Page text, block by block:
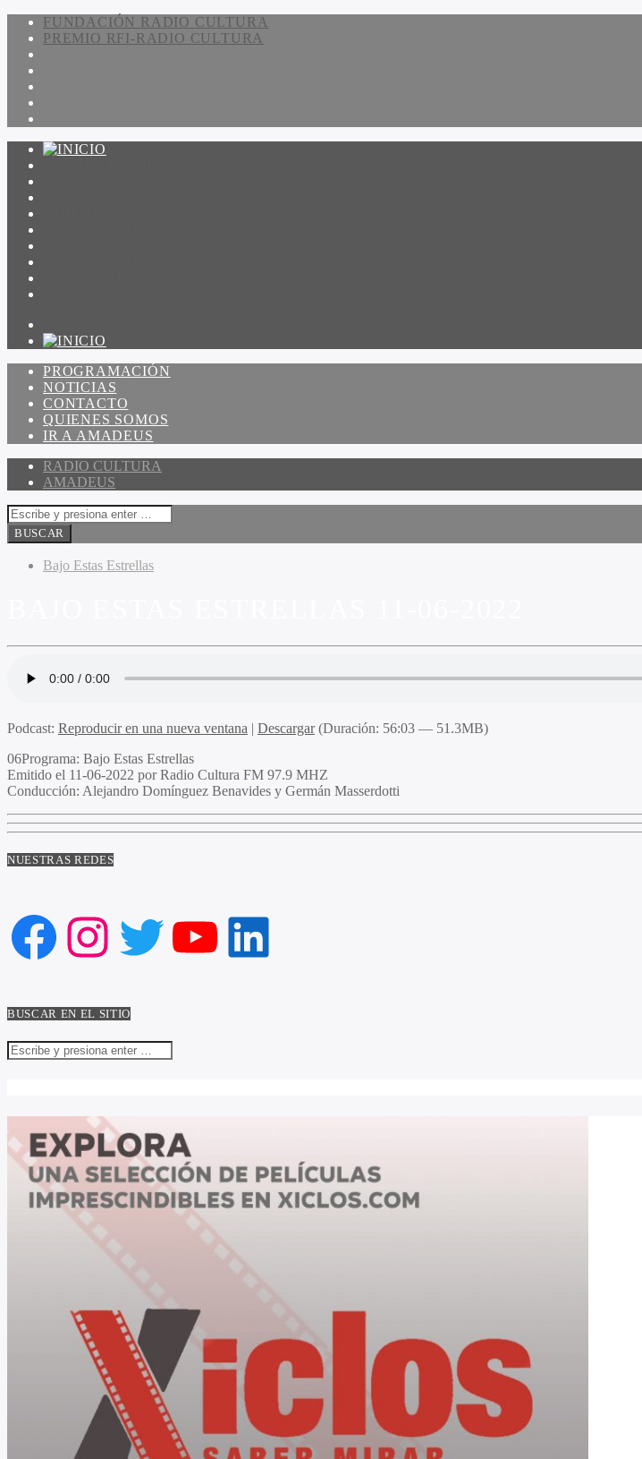
FUNDACIÓN RADIO CULTURA
PREMIO RFI-RADIO CULTURA
PROGRAMACIÓN
NOTICIAS
CONTACTO
QUIENES SOMOS
IR A AMADEUS
RADIO CULTURA
AMADEUS
Bajo Estas Estrellas
Podcast: Reproducir en una nueva ventana | Descargar(Duración: 56:03 — 51.3MB)
06Programa: Bajo Estas Estrellas
Emitido el 11-06-2022 por Radio Cultura FM 97.9 MHZ
Conducción: Alejandro Domínguez Benavides y Germán Masserdotti
NUESTRAS REDES
Facebook
Instagram
Twitter
YouTube
LinkedIn
BUSCAR EN EL SITIO